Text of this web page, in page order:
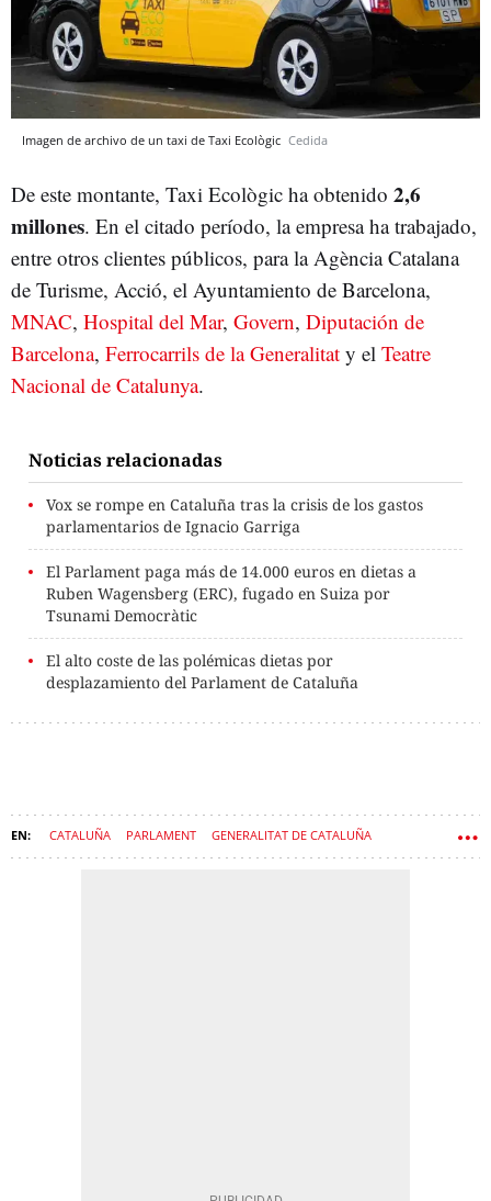
Imagen de archivo de un taxi de Taxi Ecològic Cedida
De este montante, Taxi Ecològic ha obtenido 2,6
millones. En el citado período, la empresa ha trabajado,
entre otros clientes públicos, para la Agència Catalana
de Turisme, Acció, el Ayuntamiento de Barcelona,
MNAC, Hospital del Mar, Govern, Diputación de
Barcelona, Ferrocarrils de la Generalitat y el Teatre
Nacional de Catalunya.
Noticias relacionadas
Vox se rompe en Cataluña tras la crisis de los gastos
parlamentarios de Ignacio Garriga
El Parlament paga más de 14.000 euros en dietas a
Ruben Wagensberg (ERC), fugado en Suiza por
Tsunami Democràtic
El alto coste de las polémicas dietas por
desplazamiento del Parlament de Cataluña
CATALUÑA PARLAMENT GENERALITAT DE CATALUÑA